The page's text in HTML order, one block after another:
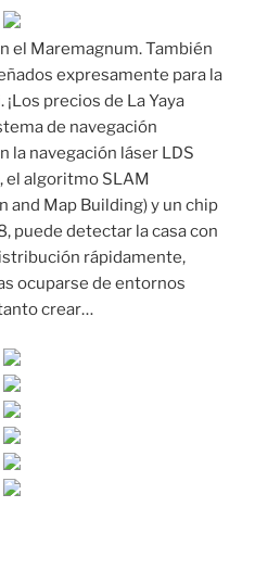
el Maremagnum. También
expresamente para la
precios de La Yaya
de navegación
la navegación láser LDS
el algoritmo SLAM
and Map Building) y un chip
puede detectar la casa con
rápidamente,
ocuparse de entornos
crear…